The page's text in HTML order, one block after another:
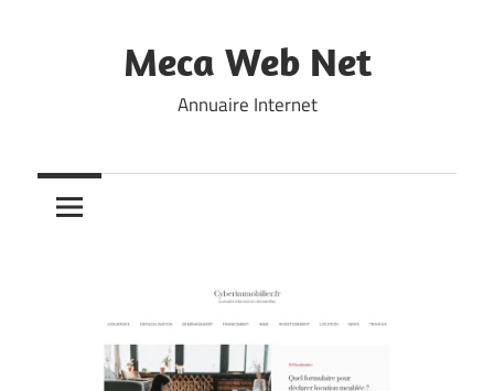
Meca Web Net
Annuaire Internet